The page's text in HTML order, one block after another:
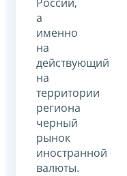
а
именно
на
действующий
на
территории
региона
черный
рынок
иностранной
валюты.